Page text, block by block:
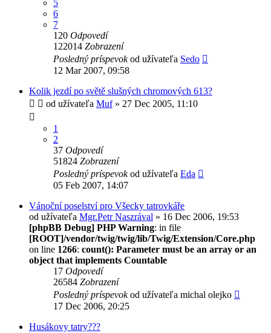
5
6
7
120 Odpovedí
122014 Zobrazení
Posledný príspevokod užívateľa Sedo
12 Mar 2007, 09:58
Kolik jezdí po světě slušných chromových 613?
od užívateľa Muf» 27 Dec 2005, 11:10
1
2
37 Odpovedí
51824 Zobrazení
Posledný príspevokod užívateľa Eda
05 Feb 2007, 14:07
Vánoční poselství pro Všecky tatrovkáře
od užívateľa Mgr.Petr Naszrával » 16 Dec 2006, 19:53
[phpBB Debug] PHP Warning: in file
[ROOT]/vendor/twig/twig/lib/Twig/Extension/Core.php
on line 1266: count(): Parameter must be an array or an
object that implements Countable
17 Odpovedí
26584 Zobrazení
Posledný príspevokod užívateľa michal olejko
17 Dec 2006, 20:25
Husákovy tatry???